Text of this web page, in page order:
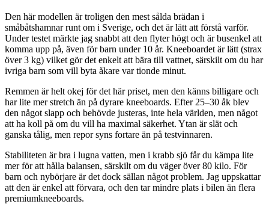
Den här modellen är troligen den mest sålda brädan i
småbåtshamnar runt om i Sverige, och det är lätt att förstå varför.
Under testet märkte jag snabbt att den flyter högt och är busenkel att
komma upp på, även för barn under 10 år. Kneeboardet är lätt (strax
över 3 kg) vilket gör det enkelt att bära till vattnet, särskilt om du har
ivriga barn som vill byta åkare var tionde minut.
Remmen är helt okej för det här priset, men den känns billigare och
har lite mer stretch än på dyrare kneeboards. Efter 25–30 åk blev
den något slapp och behövde justeras, inte hela världen, men något
att ha koll på om du vill ha maximal säkerhet. Ytan är slät och
ganska tålig, men repor syns fortare än på testvinnaren.
Stabiliteten är bra i lugna vatten, men i krabb sjö får du kämpa lite
mer för att hålla balansen, särskilt om du väger över 80 kilo. För
barn och nybörjare är det dock sällan något problem. Jag uppskattar
att den är enkel att förvara, och den tar mindre plats i bilen än flera
premiumkneeboards.